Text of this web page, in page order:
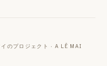
のプロジェクト · A LÊ MAI